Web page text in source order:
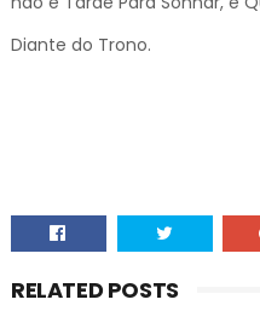
Diante do Trono.
RELATED POSTS